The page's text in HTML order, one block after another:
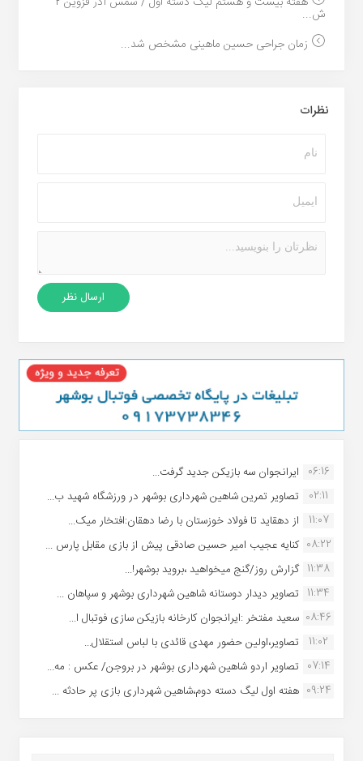
ش...
زمان جراحی حسین ماهینی مشخص شد...
نظرات
06:16 ایرانجوان سه بازیکن جدید گرفت...
02:11
تصاویر تمرین شاهین شهردارى بوشهر در ورزشگاه شهید ب...
11:07
از دهقاید تا فولاد خوزستان با رضا دهقان:افتخار میک...
08:22 کنایه عجیب امیر حسین صادقی پیش از بازی مقابل پارس ...
11:38 گزارش روز/گنج میخواهید ،بروید بوشهر!...
11:34 تصاویر دیدار دوستانه شاهین شهردارى بوشهر و سپاهان ...
08:46 سعید مفتخر :ایرانجوان کارخانه بازیکن سازی فوتبال ا...
11:02
تصاویر،اولین حضور مهدی قائدی با لباس استقلال...
07:14 تصاویر اردو شاهین شهرداری بوشهر در بروجن/ عکس : مه...
09:24 هفته اول لیگ دسته دوم،شاهین شهرداری بازی پر حادثه ...